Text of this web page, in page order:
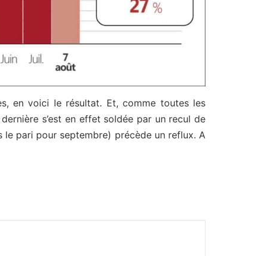
en voici le résultat. Et, comme toutes les
s’est en effet soldée par un recul de
le pari pour septembre) précède un reflux. A